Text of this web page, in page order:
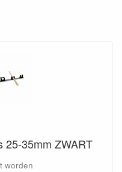
25-35mm ZWART
worden